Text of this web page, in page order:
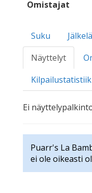
Omistajat
Suku
Näyttelyt
Ei
Puarr's La
ei ole oikeasti